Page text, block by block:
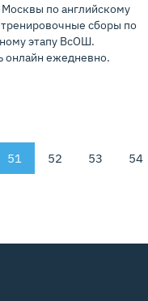
по английскому
сборы по
этапу ВсОШ.
онлайн ежедневно.
51 52 53 54